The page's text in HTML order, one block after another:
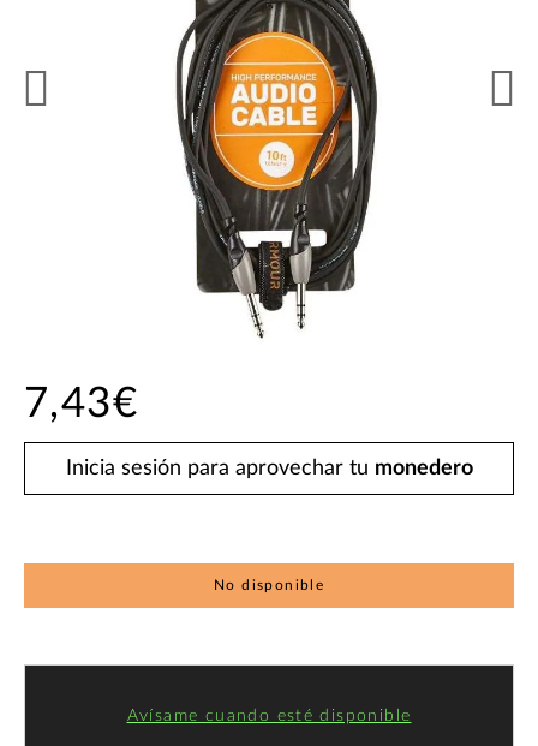
7,43€
Inicia sesión para aprovechar tu monedero
No disponible
Avísame cuando esté disponible